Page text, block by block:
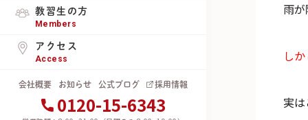
教習生の方
Members
アクセス
Access
会社概要 お知らせ 公式ブログ 採用情報
0120-15-6343
雨
し
実